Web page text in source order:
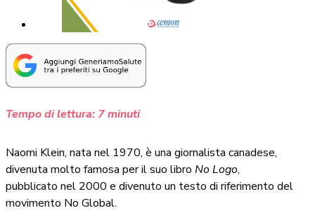
Tempo di lettura: 7minuti
Naomi Klein, nata nel 1970, è una giornalista canadese,
divenuta molto famosa per il suo libro No Logo,
pubblicato nel 2000 e divenuto un testo di riferimento del
movimento No Global.